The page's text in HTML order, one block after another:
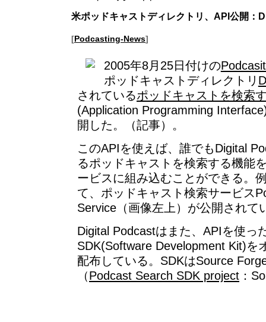
米ポッドキャストディレクトリ、API公開：
[Podcasting-News]
2005年8月25日付けの
ポッドキャストディレクトリ
されているポッドキャストを検索
(Application Programming
開した。（記事）。
このAPIを使えば、誰でもDigital
るポッドキャストを検索する機能
ービスに組み込むことができる。
て、ポッドキャスト検索サービス
Service （画像左上）が公開されて
Digital Podcastはまた、APIを使っ
SDK(Software Development Kit)を
配布している。SDKはSource
（Podcast Search SDK project ：